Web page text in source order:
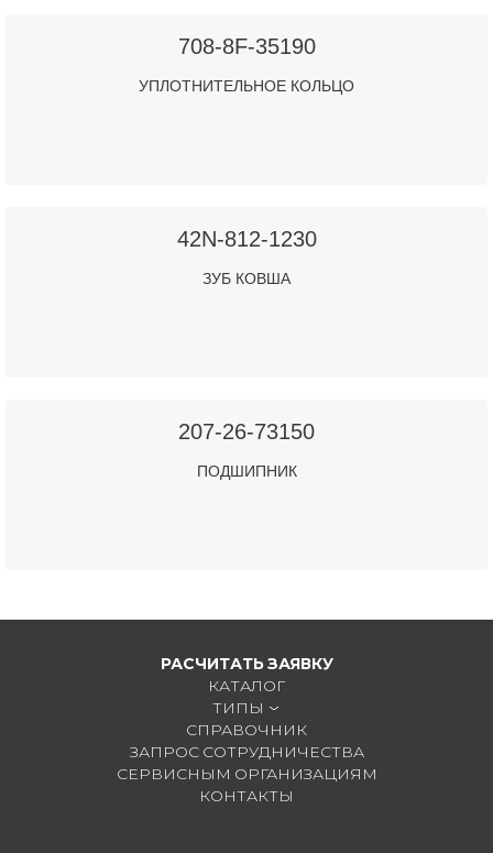
708-8F-35190
УПЛОТНИТЕЛЬНОЕ КОЛЬЦО
42N-812-1230
ЗУБ КОВША
207-26-73150
ПОДШИПНИК
РАСЧИТАТЬ ЗАЯВКУ
КАТАЛОГ
ТИПЫ
СПРАВОЧНИК
ЗАПРОС СОТРУДНИЧЕСТВА
СЕРВИСНЫМ ОРГАНИЗАЦИЯМ
КОНТАКТЫ